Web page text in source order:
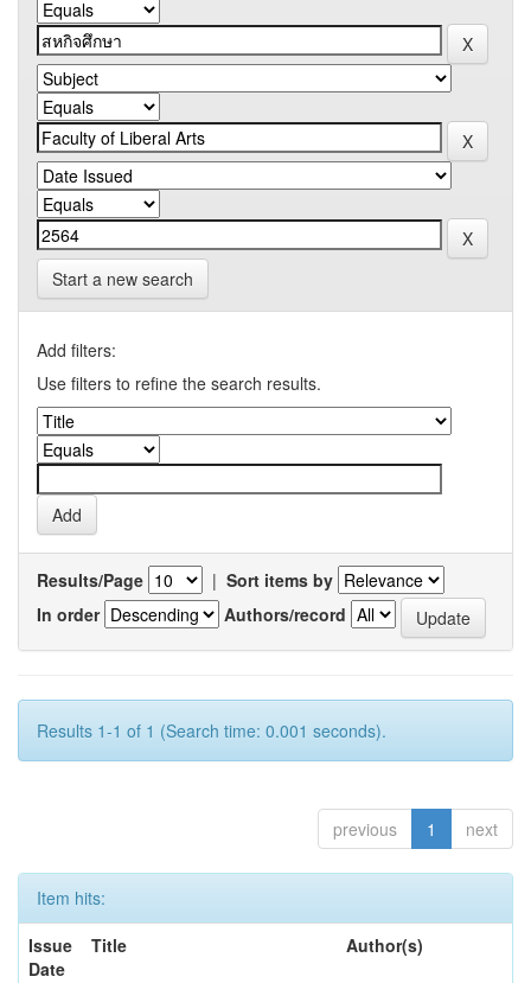
Start a new search
Add filters:
Use filters to refine the search results.
Results/Page | Sort items by
In order
Authors/record
Results 1-1 of 1 (Search time: 0.001 seconds).
previous 1 next
Item hits:
Issue
Date
Title Author(s)